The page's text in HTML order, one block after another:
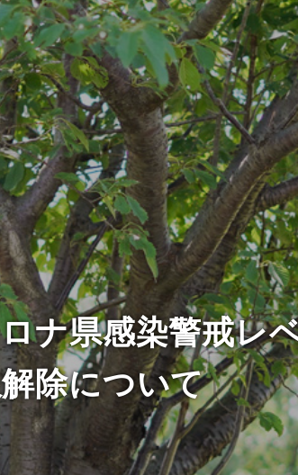
ナ県感染警戒レ
除について